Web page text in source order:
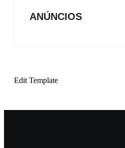
ANÚNCIOS
Edit Template